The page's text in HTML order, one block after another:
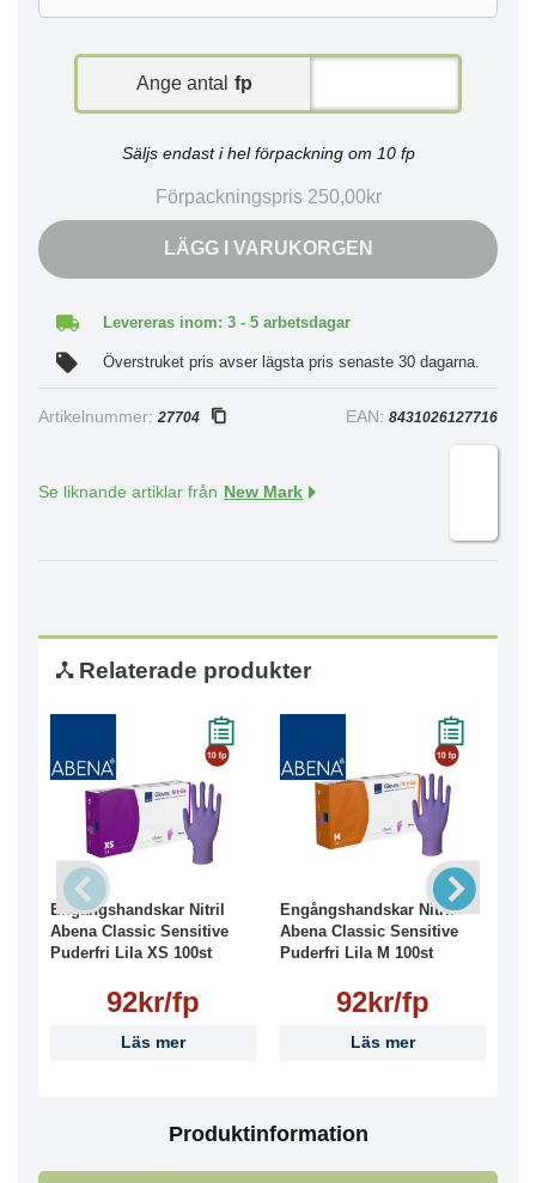
Ange antal fp
Säljs endast i hel förpackning om 10 fp
Förpackningspris 250,00kr
LÄGG I VARUKORGEN
Levereras inom: 3 - 5 arbetsdagar
Överstruket pris avser lägsta pris senaste 30 dagarna.
Artikelnummer: 27704 EAN: 8431026127716
Se liknande artiklar från New Mark
Relaterade produkter
Engångshandskar Nitril
Abena Classic Sensitive
Puderfri Lila XS 100st
92kr/fp
Läs mer
Engångshandskar Nitril
Abena Classic Sensitive
Puderfri Lila M 100st
92kr/fp
Läs mer
Produktinformation